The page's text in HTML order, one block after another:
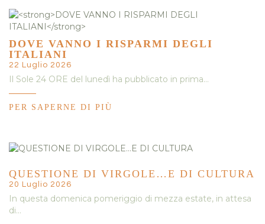
DOVE VANNO I RISPARMI DEGLI
ITALIANI
22 Luglio 2026
Il Sole 24 ORE del lunedì ha pubblicato in prima…
PER SAPERNE DI PIÙ
QUESTIONE DI VIRGOLE…E DI CULTURA
20 Luglio 2026
In questa domenica pomeriggio di mezza estate, in attesa
di…